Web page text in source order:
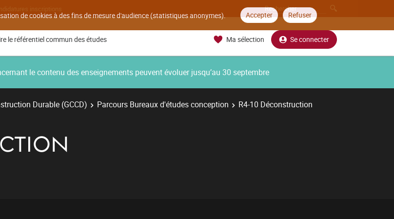
de cookies à des fins de mesure d'audience (statistiques anonymes). Accepter Refuser
inscriptions
le référentiel commun des études Ma sélection Se connecter
le contenu des enseignements peuvent évoluer jusqu’au 30 septembre
Durable (GCCD) Parcours Bureaux d'études conception R4-10 Déconstruction